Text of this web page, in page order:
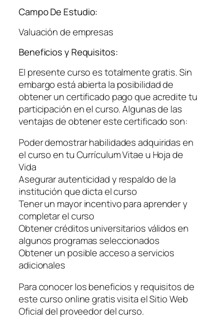
Campo De Estudio:
Valuación de empresas
Beneficios y Requisitos:
El presente curso es totalmente gratis. Sin
embargo está abierta la posibilidad de
obtener un certificado pago que acredite tu
participación en el curso. Algunas de las
ventajas de obtener este certificado son:
Poder demostrar habilidades adquiridas en
el curso en tu Currículum Vitae u Hoja de
Vida
Asegurar autenticidad y respaldo de la
institución que dicta el curso
Tener un mayor incentivo para aprender y
completar el curso
Obtener créditos universitarios válidos en
algunos programas seleccionados
Obtener un posible acceso a servicios
adicionales
Para conocer los beneficios y requisitos de
este curso online gratis visita el Sitio Web
Oficial del proveedor del curso.